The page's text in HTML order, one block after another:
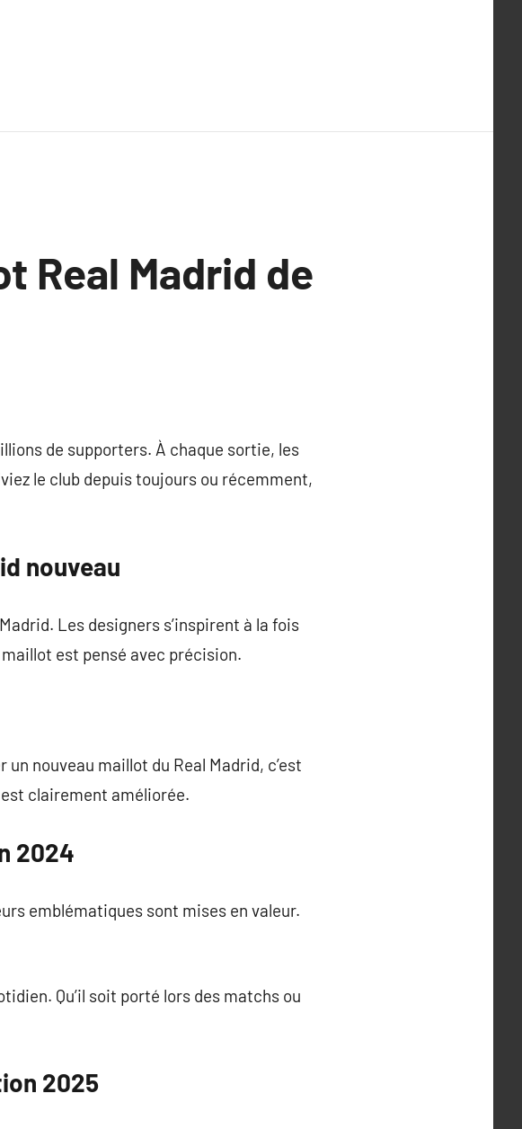
Real Madrid de
de supporters. À chaque sortie, les
le club depuis toujours ou récemment,
nouveau
Les designers s’inspirent à la fois
est pensé avec précision.
nouveau maillot du Real Madrid, c’est
clairement améliorée.
2024
emblématiques sont mises en valeur.
Qu’il soit porté lors des matchs ou
2025